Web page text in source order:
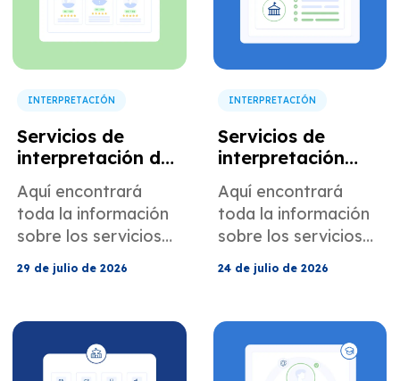
INTERPRETACIÓN
Servicios de
interpretación de
seguros para
reclamaciones y
atención al
cliente.
Aquí encontrará
toda la información
sobre los servicios
seguros de
reclamaciones y
atención al cliente.
29 de julio de 2026
INTERPRETACIÓN
Servicios de
interpretación
gubernamental
para agencias
públicas y
programas
comunitarios
Aquí encontrará
toda la información
sobre los servicios
gubernamental de
agencias públicas y
programas
comunitarios.
24 de julio de 2026